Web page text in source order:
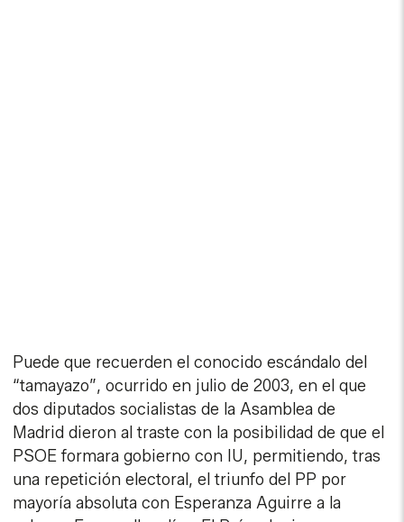
Puede que recuerden el conocido escándalo del
“tamayazo”, ocurrido en julio de 2003, en el que
dos diputados socialistas de la Asamblea de
Madrid dieron al traste con la posibilidad de que el
PSOE formara gobierno con IU, permitiendo, tras
una repetición electoral, el triunfo del PP por
mayoría absoluta con Esperanza Aguirre a la